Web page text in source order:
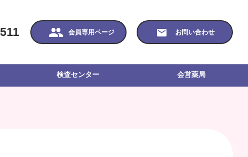
会員専用ページ お問い合わせ
検査センター 会営薬局